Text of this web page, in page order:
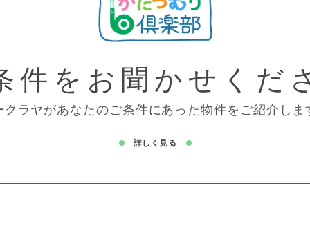
件を お聞かせくだ
クラヤがあなたのご条件にあった物件をご紹介しま
詳しく見る